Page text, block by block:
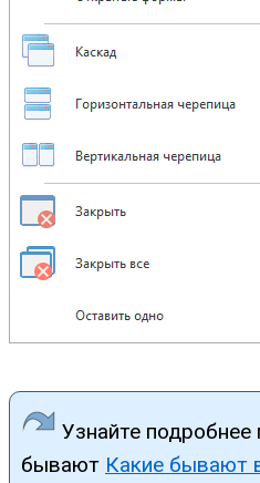
Узнайте подробнее
бывают Какие бывают